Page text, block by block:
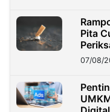
Pita
07/08/